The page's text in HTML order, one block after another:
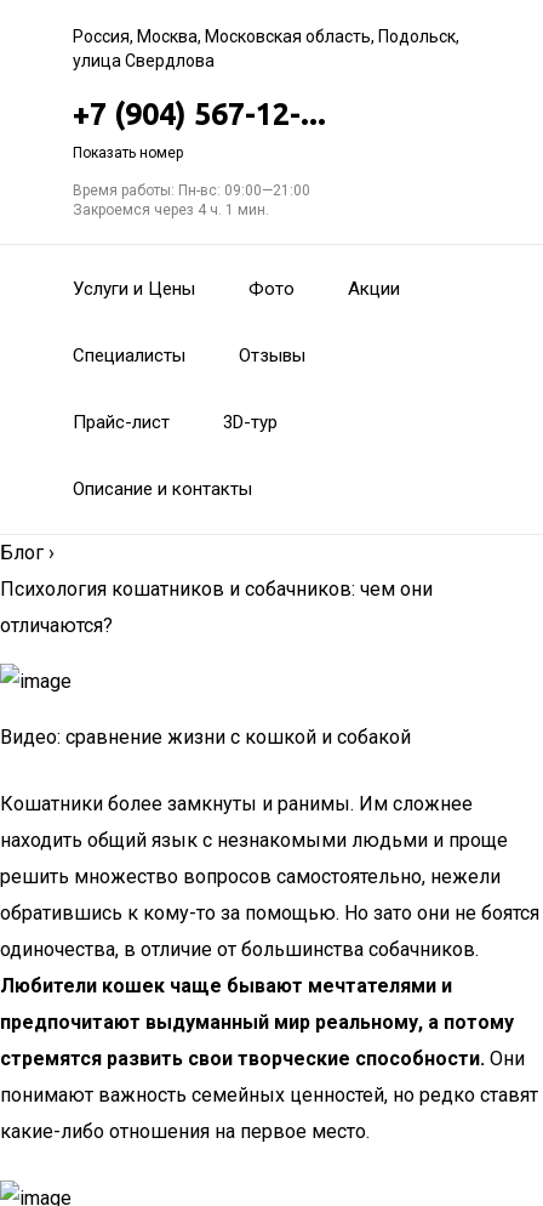
Россия, Москва, Московская область, Подольск,
улица Свердлова
+7 (904) 567-12-...
Показать номер
Время работы: Пн-вс: 09:00—21:00
Закроемся через 4 ч. 1 мин.
Услуги и Цены Фото Акции
Специалисты Отзывы
Прайс-лист 3D-тур
Описание и контакты
Блог ›
Психология кошатников и собачников: чем они
отличаются?
Видео: сравнение жизни с кошкой и собакой
Кошатники более замкнуты и ранимы. Им сложнее
находить общий язык с незнакомыми людьми и проще
решить множество вопросов самостоятельно, нежели
обратившись к кому-то за помощью. Но зато они не боятся
одиночества, в отличие от большинства собачников.
Любители кошек чаще бывают мечтателями и
предпочитают выдуманный мир реальному, а потому
стремятся развить свои творческие способности. Они
понимают важность семейных ценностей, но редко ставят
какие-либо отношения на первое место.